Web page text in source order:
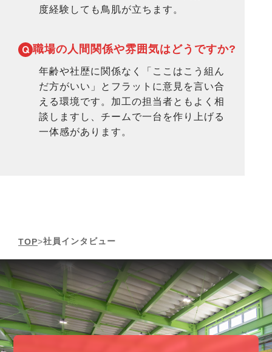
度経験しても鳥肌が立ちます。
職場の人間関係や雰囲気はどうですか?
年齢や社歴に関係なく「ここはこう組ん
だ方がいい」とフラットに意見を言い合
える環境です。加工の担当者ともよく相
談しますし、チームで一台を作り上げる
一体感があります。
TOP 社員インタビュー